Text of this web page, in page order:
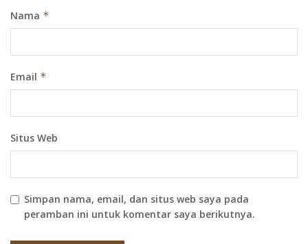
Nama *
Email *
Situs Web
Simpan nama, email, dan situs web saya pada
peramban ini untuk komentar saya berikutnya.